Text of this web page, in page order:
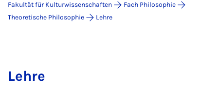
Fakultät für Kulturwissenschaften
Fach Philosophie
Theoretische Philosophie
Lehre
Lehre